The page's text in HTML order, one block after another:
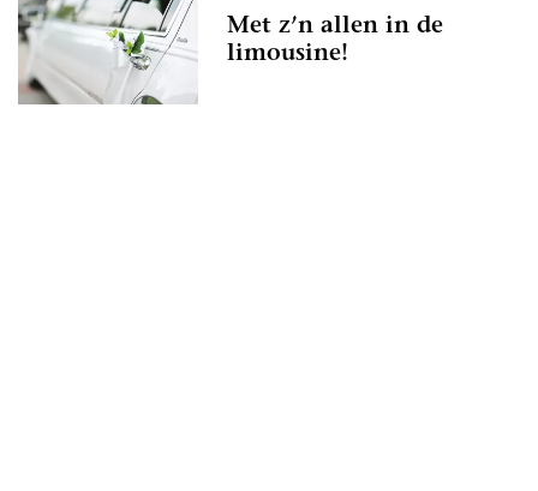
Met z’n allen in de
limousine!